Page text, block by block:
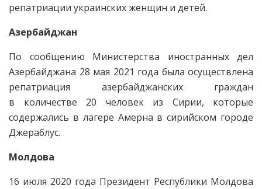
репатриации украинских женщин и детей.
Азербайджан
По сообщению Министерства иностранных дел
Азербайджана 28 мая 2021 года была осуществлена
репатриация азербайджанских граждан
в количестве 20 человек из Сирии, которые
содержались в лагере Амерна в сирийском городе
Джераблус.
Молдова
16 июля 2020 года Президент Республики Молдова